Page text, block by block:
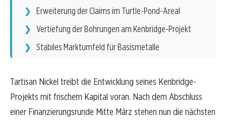
Erweiterung der Claims im Turtle-Pond-Areal
Vertiefung der Bohrungen am Kenbridge-Projekt
Stabiles Marktumfeld für Basismetalle
Tartisan Nickel treibt die Entwicklung seines Kenbridge-
Projekts mit frischem Kapital voran. Nach dem Abschluss
einer Finanzierungsrunde Mitte März stehen nun die nächsten